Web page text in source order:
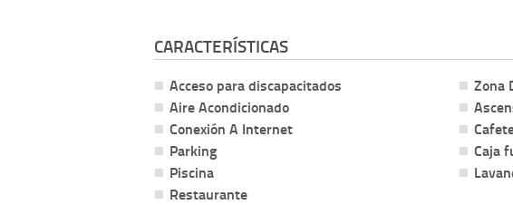
CARACTERÍSTICAS
Acceso para discapacitados
Aire Acondicionado
Conexión A Internet
Parking
Piscina
Restaurante
Zona
Caja